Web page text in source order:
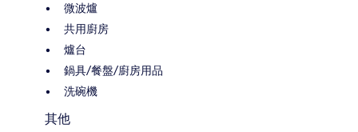
微波爐
共用廚房
爐台
鍋具/餐盤/廚房用品
洗碗機
其他